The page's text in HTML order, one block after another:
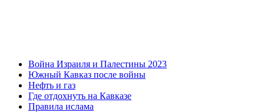
Война Израиля и Палестины 2023
Южный Кавказ после войны
Нефть и газ
Где отдохнуть на Кавказе
Правила ислама